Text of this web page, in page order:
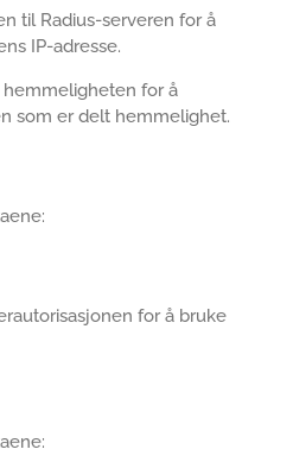
til Radius-serveren for å
IP-adresse.
for å
som er delt hemmelighet.
for å bruke